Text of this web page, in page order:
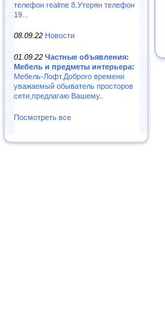
телефон realme 8.Утерян телефон
19...
08.09.22 Новости
01.09.22 Частные объявления:
Мебель и предметы интерьера:
Мебель-Лофт.Доброго времени
уважаемый обыватель просторов
сети,предлагаю Вашему..
Посмотреть все